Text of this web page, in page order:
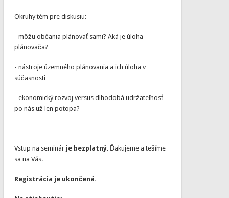
​Okruhy tém pre diskusiu:
- môžu občania plánovať sami? Aká je úloha
plánovača?
- nástroje územného plánovania a ich úloha v
súčasnosti
​- ekonomický rozvoj versus dlhodobá udržateľnosť -
po nás už len potopa?
Vstup na seminár je bezplatný. Ďakujeme a tešíme
sa na Vás.
Registrácia je ukončená.